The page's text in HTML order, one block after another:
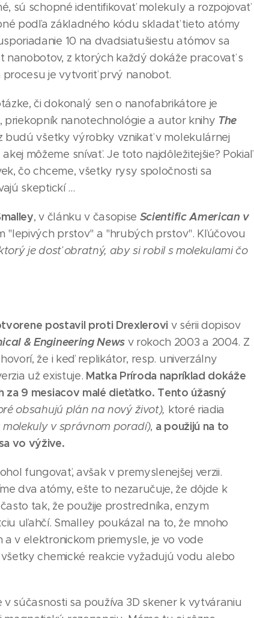
sú schopné identifikovať molekuly a rozpojovať
podľa základného kódu skladať tieto atómy
10 na dvadsiatušiestu atómov sa
z ktorých každý dokáže pracovať s
je vytvoriť prvý nanobot.
či dokonalý sen o nanofabrikátore je
, priekopník nanotechnológie a autor knihy The
budú všetky výrobky vznikať v molekulárnej
môžeme snívať. Je toto najdôležitejšie? Pokiaľ
čo chceme, všetky rysy spoločnosti sa
skeptickí ...
, v článku v časopise Scientific American v
"lepivých prstov" a "hrubých prstov". Kľúčovou
je dosť obratný, aby si robil s molekulami čo
postavil proti Drexlerovi v sérii dopisov
& Engineering News v rokoch 2003 a 2004. Z
že i keď replikátor, resp. univerzálny
už existuje. Matka Príroda napríklad dokáže
za 9 mesiacov malé dieťatko. Tento úžasný
obsahujú plán na nový život), ktoré riadia
v správnom poradí), a použijú na to
vo výžive.
fungovať, avšak v premyslenejšej verzii.
dva atómy, ešte to nezaručuje, že dôjde k
tak, že použije prostredníka, enzym
uľahčí. Smalley poukázal na to, že mnoho
v elektronickom priemysle, je vo vode
chemické reakcie vyžadujú vodu alebo
v súčasnosti sa používa 3D skener k vytváraniu